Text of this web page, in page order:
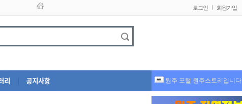
로그인 회원가입
원주 포털 원주스토리입니다